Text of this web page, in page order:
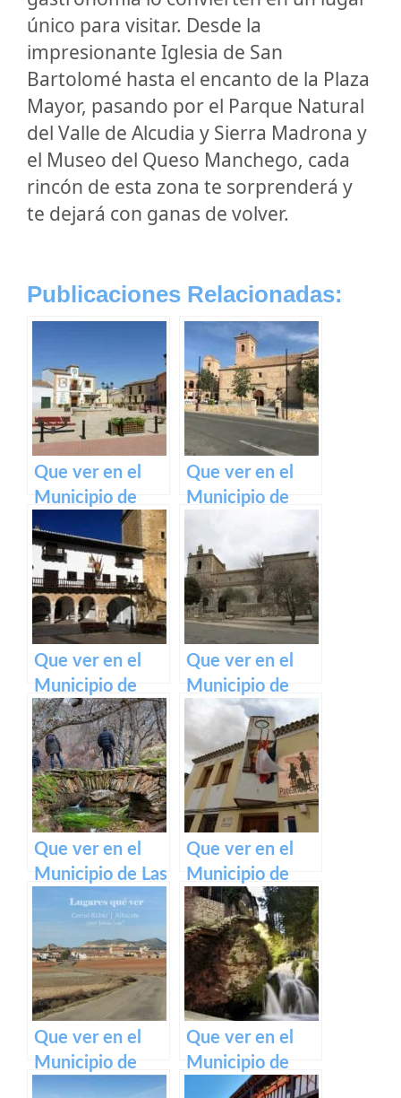
único para visitar. Desde la
impresionante Iglesia de San
Bartolomé hasta el encanto de la Plaza
Mayor, pasando por el Parque Natural
del Valle de Alcudia y Sierra Madrona y
el Museo del Queso Manchego, cada
rincón de esta zona te sorprenderá y
te dejará con ganas de volver.
Publicaciones Relacionadas:
Que ver en el
Municipio de
Alcolea de Tajo
en Castilla La
Mancha
Que ver en el
Municipio de
en Castilla La
Mancha
Que ver en el
Municipio de
Tarazona de la
Mancha en
Castilla La
Mancha
Que ver en el
Municipio de
Canredondo en
Castilla La
Mancha
Que ver en el
Municipio de Las
Navas de
Jadraque en
Castilla La
Mancha
Que ver en el
Municipio de
Arrancacepas en
Castilla La
Mancha
Que ver en el
Municipio de
Corral-Rubio en
Que ver en el
Municipio de
Trillo en Castilla